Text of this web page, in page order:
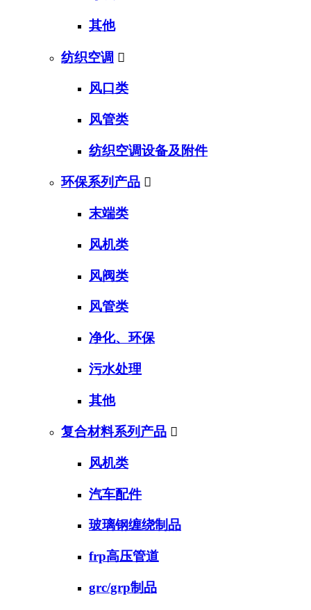
其他
纺织空调 
风口类
风管类
纺织空调设备及附件
环保系列产品 
末端类
风机类
风阀类
风管类
净化、环保
污水处理
其他
复合材料系列产品 
风机类
汽车配件
玻璃钢缠绕制品
frp高压管道
grc/grp制品